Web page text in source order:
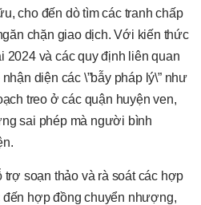
cho đến dò tìm các tranh chấp
chặn giao dịch. Với kiến thức
2024 và các quy định liên quan
diện các \”bẫy pháp lý\” như
treo ở các quận huyện ven,
sai phép mà người bình
trợ soạn thảo và rà soát các hợp
hợp đồng chuyển nhượng,